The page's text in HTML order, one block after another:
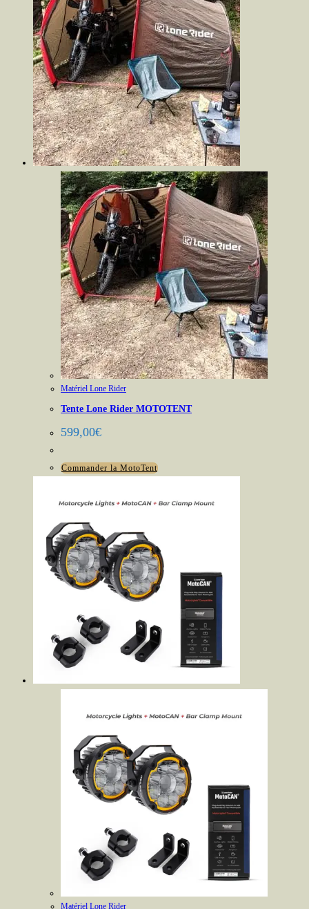
Matériel Lone Rider
Tente Lone Rider MOTOTENT
599,00€
Commander la MotoTent
Matériel Lone Rider